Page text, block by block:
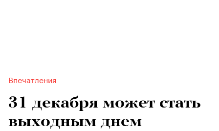
Впечатления
31 декабря может стать
выходным днем